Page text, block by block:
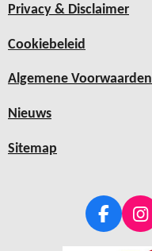
Privacy & Disclaimer
Cookiebeleid
Algemene Voorwaarden
Nieuws
Sitemap
F
I